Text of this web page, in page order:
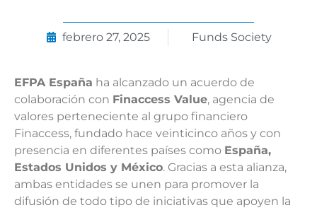
febrero 27, 2025 Funds Society
EFPA España ha alcanzado un acuerdo de
colaboración con Finaccess Value, agencia de
valores perteneciente al grupo financiero
Finaccess, fundado hace veinticinco años y con
presencia en diferentes países como España,
Estados Unidos y México. Gracias a esta alianza,
ambas entidades se unen para promover la
difusión de todo tipo de iniciativas que apoyen la